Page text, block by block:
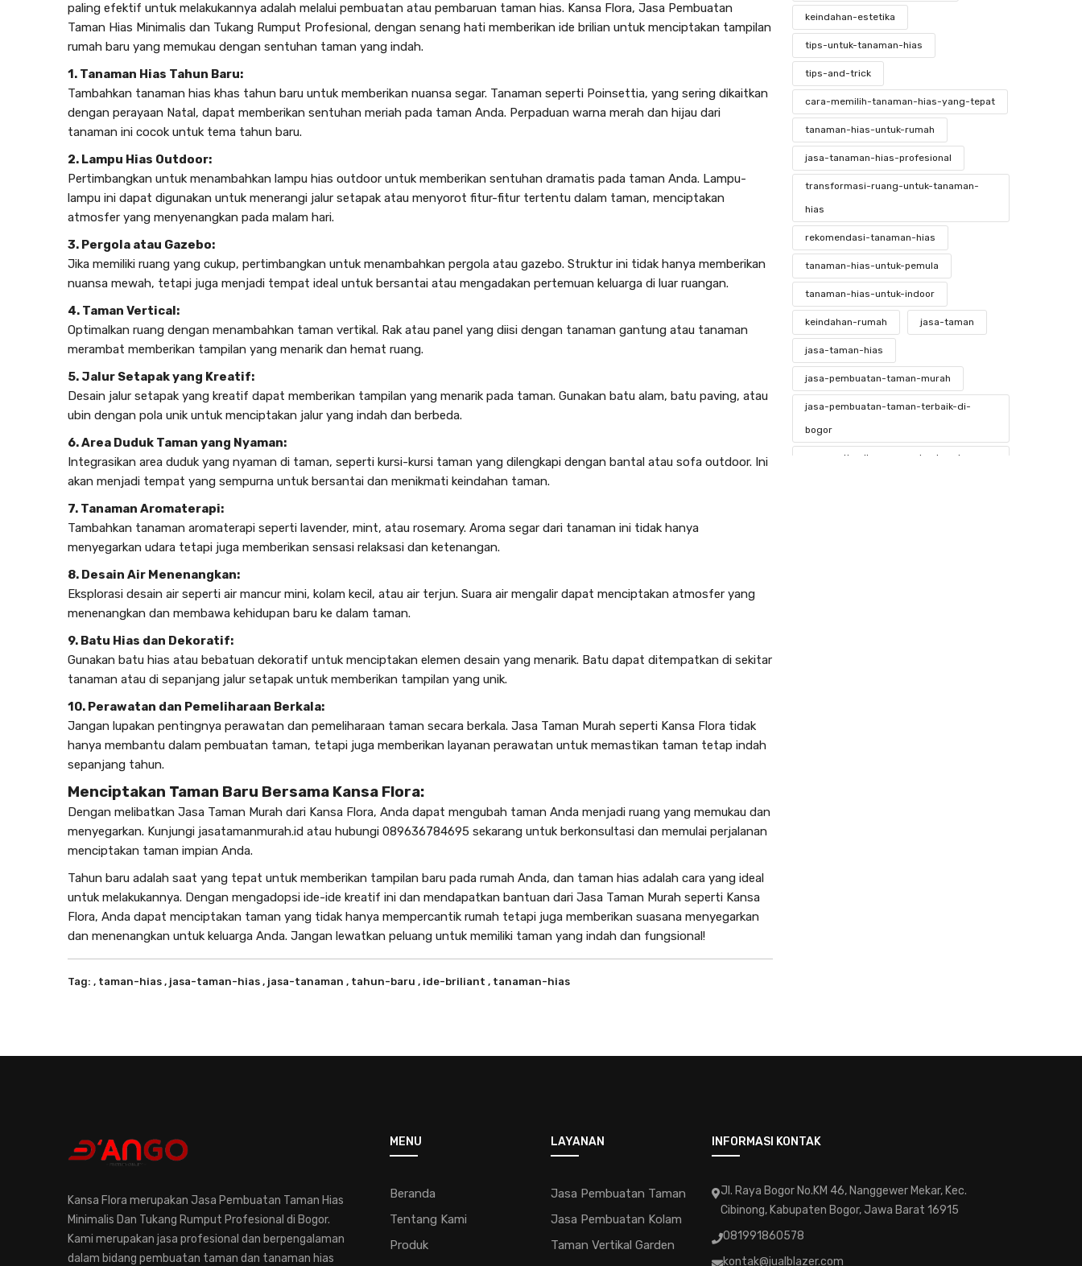
paling efektif untuk melakukannya adalah melalui pembuatan atau pembaruan taman hias. Kansa Flora, Jasa Pembuatan
Taman Hias Minimalis dan Tukang Rumput Profesional, dengan senang hati memberikan ide brilian untuk menciptakan tampilan
rumah baru yang memukau dengan sentuhan taman yang indah.
1. Tanaman Hias Tahun Baru:
Tambahkan tanaman hias khas tahun baru untuk memberikan nuansa segar. Tanaman seperti Poinsettia, yang sering dikaitkan
dengan perayaan Natal, dapat memberikan sentuhan meriah pada taman Anda. Perpaduan warna merah dan hijau dari
tanaman ini cocok untuk tema tahun baru.
2. Lampu Hias Outdoor:
Pertimbangkan untuk menambahkan lampu hias outdoor untuk memberikan sentuhan dramatis pada taman Anda. Lampu-
lampu ini dapat digunakan untuk menerangi jalur setapak atau menyorot fitur-fitur tertentu dalam taman, menciptakan
atmosfer yang menyenangkan pada malam hari.
3. Pergola atau Gazebo:
Jika memiliki ruang yang cukup, pertimbangkan untuk menambahkan pergola atau gazebo. Struktur ini tidak hanya memberikan
nuansa mewah, tetapi juga menjadi tempat ideal untuk bersantai atau mengadakan pertemuan keluarga di luar ruangan.
4. Taman Vertical:
Optimalkan ruang dengan menambahkan taman vertikal. Rak atau panel yang diisi dengan tanaman gantung atau tanaman
merambat memberikan tampilan yang menarik dan hemat ruang.
5. Jalur Setapak yang Kreatif:
Desain jalur setapak yang kreatif dapat memberikan tampilan yang menarik pada taman. Gunakan batu alam, batu paving, atau
ubin dengan pola unik untuk menciptakan jalur yang indah dan berbeda.
6. Area Duduk Taman yang Nyaman:
Integrasikan area duduk yang nyaman di taman, seperti kursi-kursi taman yang dilengkapi dengan bantal atau sofa outdoor. Ini
akan menjadi tempat yang sempurna untuk bersantai dan menikmati keindahan taman.
7. Tanaman Aromaterapi:
Tambahkan tanaman aromaterapi seperti lavender, mint, atau rosemary. Aroma segar dari tanaman ini tidak hanya
menyegarkan udara tetapi juga memberikan sensasi relaksasi dan ketenangan.
8. Desain Air Menenangkan:
Eksplorasi desain air seperti air mancur mini, kolam kecil, atau air terjun. Suara air mengalir dapat menciptakan atmosfer yang
menenangkan dan membawa kehidupan baru ke dalam taman.
9. Batu Hias dan Dekoratif:
Gunakan batu hias atau bebatuan dekoratif untuk menciptakan elemen desain yang menarik. Batu dapat ditempatkan di sekitar
tanaman atau di sepanjang jalur setapak untuk memberikan tampilan yang unik.
10. Perawatan dan Pemeliharaan Berkala:
Jangan lupakan pentingnya perawatan dan pemeliharaan taman secara berkala. Jasa Taman Murah seperti Kansa Flora tidak
hanya membantu dalam pembuatan taman, tetapi juga memberikan layanan perawatan untuk memastikan taman tetap indah
sepanjang tahun.
Menciptakan Taman Baru Bersama Kansa Flora:
Dengan melibatkan Jasa Taman Murah dari Kansa Flora, Anda dapat mengubah taman Anda menjadi ruang yang memukau dan
menyegarkan. Kunjungi jasatamanmurah.id atau hubungi 089636784695 sekarang untuk berkonsultasi dan memulai perjalanan
menciptakan taman impian Anda.
Tahun baru adalah saat yang tepat untuk memberikan tampilan baru pada rumah Anda, dan taman hias adalah cara yang ideal
untuk melakukannya. Dengan mengadopsi ide-ide kreatif ini dan mendapatkan bantuan dari Jasa Taman Murah seperti Kansa
Flora, Anda dapat menciptakan taman yang tidak hanya mempercantik rumah tetapi juga memberikan suasana menyegarkan
dan menenangkan untuk keluarga Anda. Jangan lewatkan peluang untuk memiliki taman yang indah dan fungsional!
Tag: , taman-hias , jasa-taman-hias , jasa-tanaman , tahun-baru , ide-briliant , tanaman-hias
keindahan-estetika
tips-untuk-tanaman-hias
tips-and-trick
cara-memilih-tanaman-hias-yang-tepat
tanaman-hias-untuk-rumah
jasa-tanaman-hias-profesional
transformasi-ruang-untuk-tanaman-
hias
rekomendasi-tanaman-hias
tanaman-hias-untuk-pemula
tanaman-hias-untuk-indoor
keindahan-rumah jasa-taman
jasa-taman-hias
jasa-pembuatan-taman-murah
jasa-pembuatan-taman-terbaik-di-
bogor
mengoptimalkan-ruang-kantor-dengan-
pemahaman-dalam-merawat-tanaman-
jasa-pembuatan-taman-hias
Kansa Flora merupakan Jasa Pembuatan Taman Hias
Minimalis Dan Tukang Rumput Profesional di Bogor.
Kami merupakan jasa profesional dan berpengalaman
dalam bidang pembuatan taman dan tanaman hias
MENU
Beranda
Tentang Kami
Produk
LAYANAN
Jasa Pembuatan Taman
Jasa Pembuatan Kolam
Taman Vertikal Garden
INFORMASI KONTAK
Jl. Raya Bogor No.KM 46, Nanggewer Mekar, Kec.
Cibinong, Kabupaten Bogor, Jawa Barat 16915
081991860578
kontak@jualblazer.com